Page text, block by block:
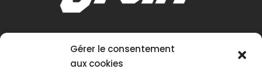
Gérer le consentement
aux cookies